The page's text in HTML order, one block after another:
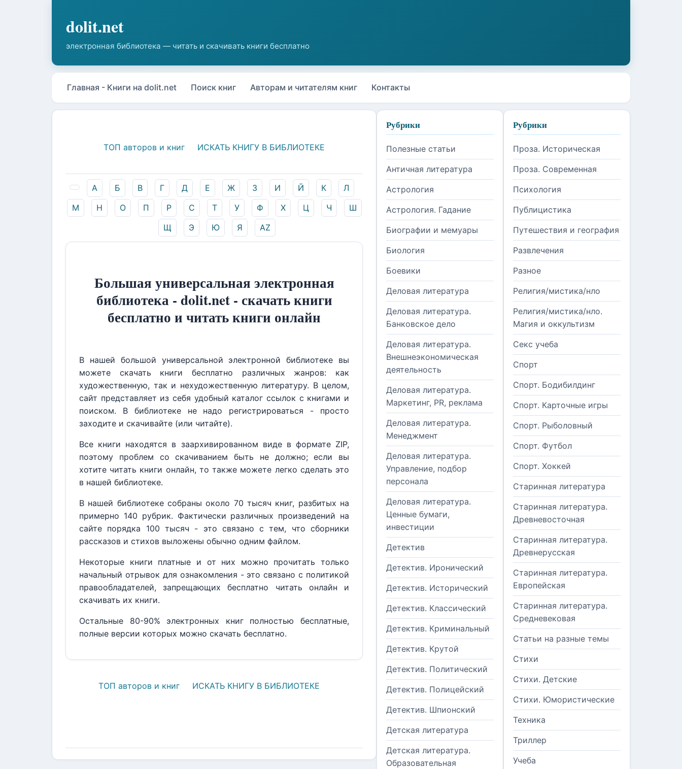
Главная - Книги на dolit.net Поиск книг Авторам и читателям книг Контакты
ТОП авторов и книг ИСКАТЬ КНИГУ В БИБЛИОТЕКЕ
А Б В Г Д Е Ж З И Й К
Л
М
Н О П Р С Т У Ф Х Ц Ч
Ш
Щ
Э Ю Я AZ
Большая универсальная электронная
библиотека - dolit.net - скачать книги
бесплатно и читать книги онлайн
В нашей большой универсальной электронной библиотеке вы
можете скачать книги бесплатно различных жанров: как
художественную, так и нехудожественную литературу. В целом,
сайт представляет из себя удобный каталог ссылок с книгами и
поиском. В библиотеке не надо регистрироваться - просто
заходите и скачивайте (или читайте).
Все книги находятся в заархивированном виде в формате ZIP,
поэтому проблем со скачиванием быть не должно; если вы
хотите читать книги онлайн, то также можете легко сделать это
в нашей библиотеке.
В нашей библиотеке собраны около 70 тысяч книг, разбитых на
примерно 140 рубрик. Фактически различных произведений на
сайте порядка 100 тысяч - это связано с тем, что сборники
рассказов и стихов выложены обычно одним файлом.
Некоторые книги платные и от них можно прочитать только
начальный отрывок для ознакомления - это связано с политикой
правообладателей, запрещающих бесплатно читать онлайн и
скачивать их книги.
Остальные 80-90% электронных книг полностью бесплатные,
полные версии которых можно скачать бесплатно.
ТОП авторов и книг ИСКАТЬ КНИГУ В БИБЛИОТЕКЕ
Рубрики
Полезные статьи
Античная литература
Астрология
Астрология. Гадание
Биографии и мемуары
Биология
Боевики
Деловая литература
Деловая литература.
Банковское дело
Деловая литература.
Внешнеэкономическая
деятельность
Деловая литература.
Маркетинг, PR, реклама
Деловая литература.
Менеджмент
Деловая литература.
Управление, подбор
персонала
Деловая литература.
Ценные бумаги,
инвестиции
Детектив
Детектив. Иронический
Детектив. Исторический
Детектив. Классический
Детектив. Криминальный
Детектив. Крутой
Детектив. Политический
Детектив. Полицейский
Детектив. Шпионский
Детская литература
Детская литература.
Образовательная
Рубрики
Проза. Историческая
Проза. Современная
Психология
Публицистика
Путешествия и география
Развлечения
Разное
Религия/мистика/нло
Религия/мистика/нло.
Магия и оккультизм
Секс учеба
Спорт
Спорт. Бодибилдинг
Спорт. Карточные игры
Спорт. Рыболовный
Спорт. Футбол
Спорт. Хоккей
Старинная литература
Старинная литература.
Древневосточная
Старинная литература.
Древнерусская
Старинная литература.
Европейская
Старинная литература.
Средневековая
Статьи на разные темы
Стихи
Стихи. Детские
Стихи. Юмористические
Техника
Триллер
Учеба